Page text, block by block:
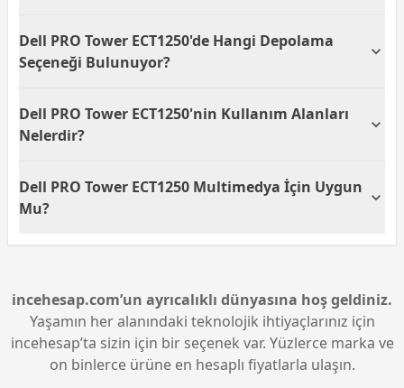
Ubuntu'yu kullanmaktadır. Ubuntu, açık kaynak kodlu
bir işletim sistemi olup güvenli ve özgür bir kullanım
deneyimi sunar.
Dell PRO Tower ECT1250'de Hangi Depolama
Seçeneği Bulunuyor?
kapasitesine sahiptir. SSD kullanımı, hızlı veri okuma
ve yazma sayesinde işletim sisteminin ve
Dell PRO Tower ECT1250'nin Kullanım Alanları
Nelerdir?
işlemcisi ve yeterli RAM kapasitesiyle ofis çalışmaları,
yazılım geliştirme ve internet tabanlı işler için
kaynaklı yazılım kullanımı kolay ve yaygındır.
Dell PRO Tower ECT1250 Multimedya İçin Uygun
Mu?
Dell PRO Tower ECT1250, Intel HD Graphics ile temel
oyunlar veya profesyonel video düzenleme işlemleri
için ayrı bir ekran kartı gerekebilir.
incehesap.com’un ayrıcalıklı dünyasına hoş geldiniz.
Yaşamın her alanındaki teknolojik ihtiyaçlarınız için
incehesap’ta sizin için bir seçenek var. Yüzlerce marka ve
on binlerce ürüne en hesaplı fiyatlarla ulaşın.